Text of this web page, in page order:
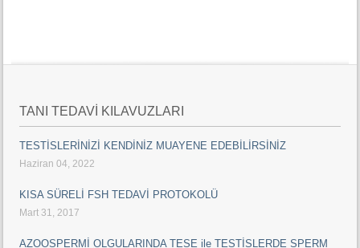
TANI TEDAVİ KILAVUZLARI
TESTİSLERİNİZİ KENDİNİZ MUAYENE EDEBİLİRSİNİZ
Haziran 04, 2022
KISA SÜRELİ FSH TEDAVİ PROTOKOLÜ
Mart 31, 2017
AZOOSPERMİ OLGULARINDA TESE ile TESTİSLERDE SPERM